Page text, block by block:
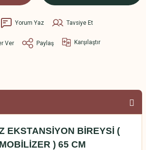
Yorum Yaz Tavsiye Et
Ver Paylaş Karşılaştır
EKSTANSİYON BİREYSİ (
) 65 CM